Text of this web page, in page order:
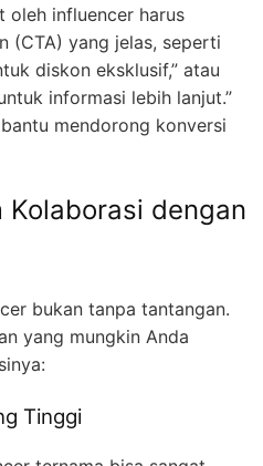
oleh influencer harus
(CTA) yang jelas, seperti
diskon eksklusif,” atau
informasi lebih lanjut.”
mendorong konversi
Kolaborasi dengan
bukan tanpa tantangan.
yang mungkin Anda
Tinggi